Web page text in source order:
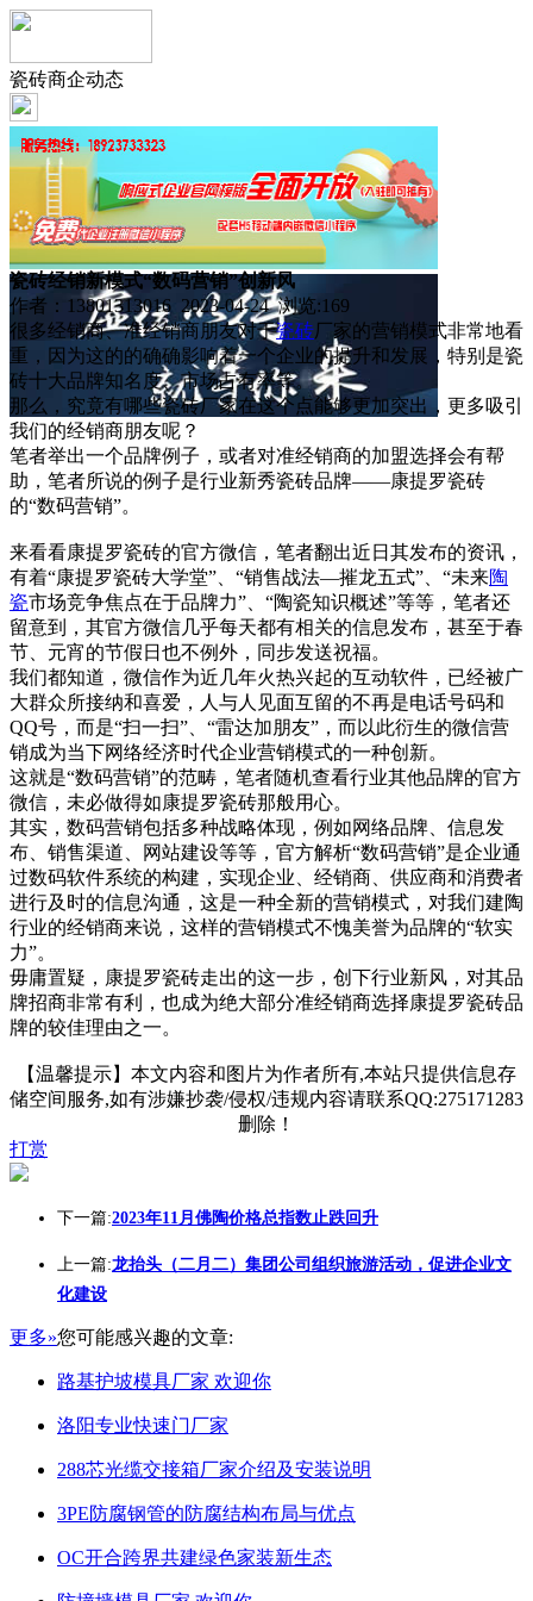
瓷砖商企动态
瓷砖经销新模式“数码营销”创新风
作者：13801313016 2023-04-24 浏览:169
很多经销商、准经销商朋友对于瓷砖厂家的营销模式非常地看
重，因为这的的确确影响着一个企业的提升和发展，特别是瓷
砖十大品牌知名度、市场占有率等。
那么，究竟有哪些瓷砖厂家在这个点能够更加突出，更多吸引
我们的经销商朋友呢？
笔者举出一个品牌例子，或者对准经销商的加盟选择会有帮
助，笔者所说的例子是行业新秀瓷砖品牌——康提罗瓷砖
的“数码营销”。
来看看康提罗瓷砖的官方微信，笔者翻出近日其发布的资讯，
有着“康提罗瓷砖大学堂”、“销售战法—摧龙五式”、“未来陶
瓷市场竞争焦点在于品牌力”、“陶瓷知识概述”等等，笔者还
留意到，其官方微信几乎每天都有相关的信息发布，甚至于春
节、元宵的节假日也不例外，同步发送祝福。
我们都知道，微信作为近几年火热兴起的互动软件，已经被广
大群众所接纳和喜爱，人与人见面互留的不再是电话号码和
QQ号，而是“扫一扫”、“雷达加朋友”，而以此衍生的微信营
销成为当下网络经济时代企业营销模式的一种创新。
这就是“数码营销”的范畴，笔者随机查看行业其他品牌的官方
微信，未必做得如康提罗瓷砖那般用心。
其实，数码营销包括多种战略体现，例如网络品牌、信息发
布、销售渠道、网站建设等等，官方解析“数码营销”是企业通
过数码软件系统的构建，实现企业、经销商、供应商和消费者
进行及时的信息沟通，这是一种全新的营销模式，对我们建陶
行业的经销商来说，这样的营销模式不愧美誉为品牌的“软实
力”。
毋庸置疑，康提罗瓷砖走出的这一步，创下行业新风，对其品
牌招商非常有利，也成为绝大部分准经销商选择康提罗瓷砖品
牌的较佳理由之一。
【温馨提示】本文内容和图片为作者所有,本站只提供信息存
储空间服务,如有涉嫌抄袭/侵权/违规内容请联系QQ:275171283
删除！
打赏
下一篇:2023年11月佛陶价格总指数止跌回升
上一篇:龙抬头（二月二）集团公司组织旅游活动，促进企业文
化建设
更多»您可能感兴趣的文章:
路基护坡模具厂家 欢迎你
洛阳专业快速门厂家
288芯光缆交接箱厂家介绍及安装说明
3PE防腐钢管的防腐结构布局与优点
OC开合跨界共建绿色家装新生态